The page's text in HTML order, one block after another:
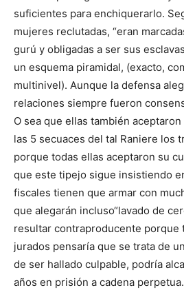
suficientes para enchiquerarlo.
mujeres reclutadas, “eran
gurú y obligadas a ser sus
un esquema piramidal, (exacto,
multinivel). Aunque la defensa
relaciones siempre fueron
O sea que ellas también
las 5 secuaces del tal Raniere los
porque todas ellas aceptaron su
que este tipejo sigue insistiendo
fiscales tienen que armar con
que alegarán incluso“lavado de
resultar contraproducente porque
jurados pensaría que se trata de
de ser hallado culpable, podría
años en prisión a cadena perpetua.